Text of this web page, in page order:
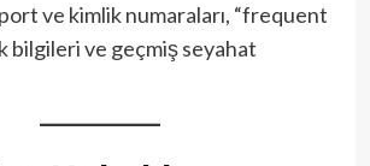
ve kimlik numaraları, “frequent
bilgileri ve geçmiş seyahat